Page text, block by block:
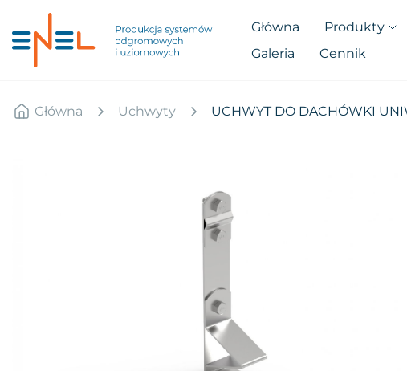
Główna Produkty
Galeria
Cennik
Główna Uchwyty UCHWYT DO DACHÓWKI